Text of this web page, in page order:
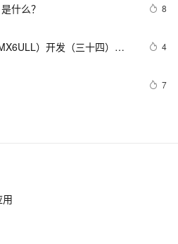
什么？ 8
）开发（三十四）
4
7